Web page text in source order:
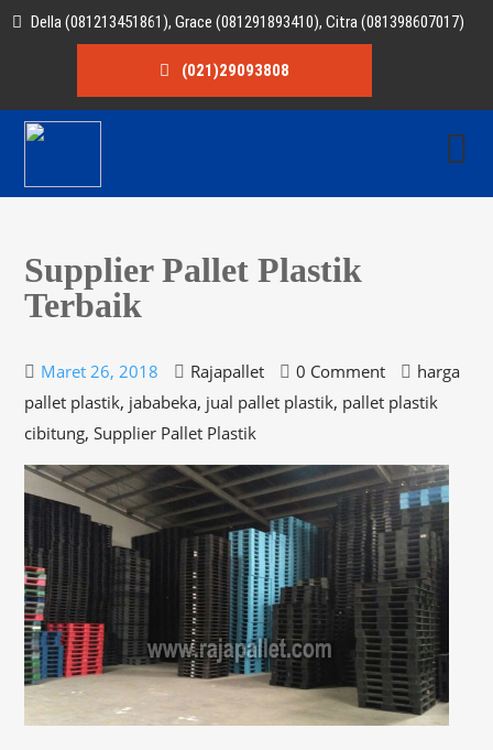
Della (081213451861), Grace (081291893410), Citra (081398607017)
(021)29093808
Supplier Pallet Plastik
Terbaik
Maret 26, 2018 Rajapallet 0 Comment
harga
pallet plastik, jababeka, jual pallet plastik, pallet plastik
cibitung,Supplier Pallet Plastik